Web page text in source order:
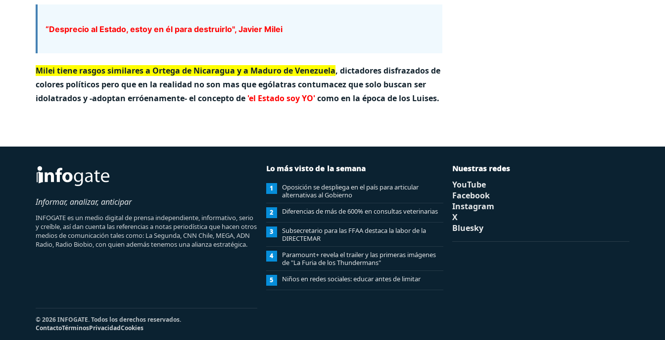
“Desprecio al Estado, estoy en él para destruirlo", Javier Milei
Milei tiene rasgos similares a Ortega de Nicaragua y a Maduro de Venezuela, dictadores disfrazados de
colores políticos pero que en la realidad no son mas que ególatras contumacez que solo buscan ser
idolatrados y -adoptan erróenamente- el concepto de 'el Estado soy YO'como en la época de los Luises.
Informar, analizar, anticipar
INFOGATE es un medio digital de prensa independiente, informativo, serio
y creíble, así dan cuenta las referencias a notas periodística que hacen otros
medios de comunicación tales como: La Segunda, CNN Chile, MEGA, ADN
Radio, Radio Biobio, con quien además tenemos una alianza estratégica.
Lo más visto de la semana
1
Oposición se despliega en el país para articular
alternativas al Gobierno
2 Diferencias de más de 600% en consultas veterinarias
3
Subsecretario para las FFAA destaca la labor de la
DIRECTEMAR
4
Paramount+ revela el trailer y las primeras imágenes
de "La Furia de los Thundermans"
5 Niños en redes sociales: educar antes de limitar
Nuestras redes
YouTube
Facebook
Instagram
X
Bluesky
© 2026 INFOGATE. Todos los derechos reservados.
ContactoTérminosPrivacidadCookies